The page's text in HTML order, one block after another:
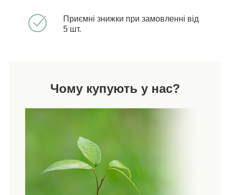
Приємні знижки при замовленні від
5 шт.
Чому купують у нас?